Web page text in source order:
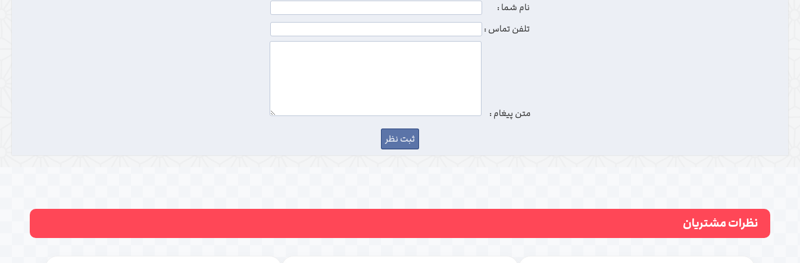
نظرات مشتریان
نام شما :
تلفن تماس :
متن پیغام :